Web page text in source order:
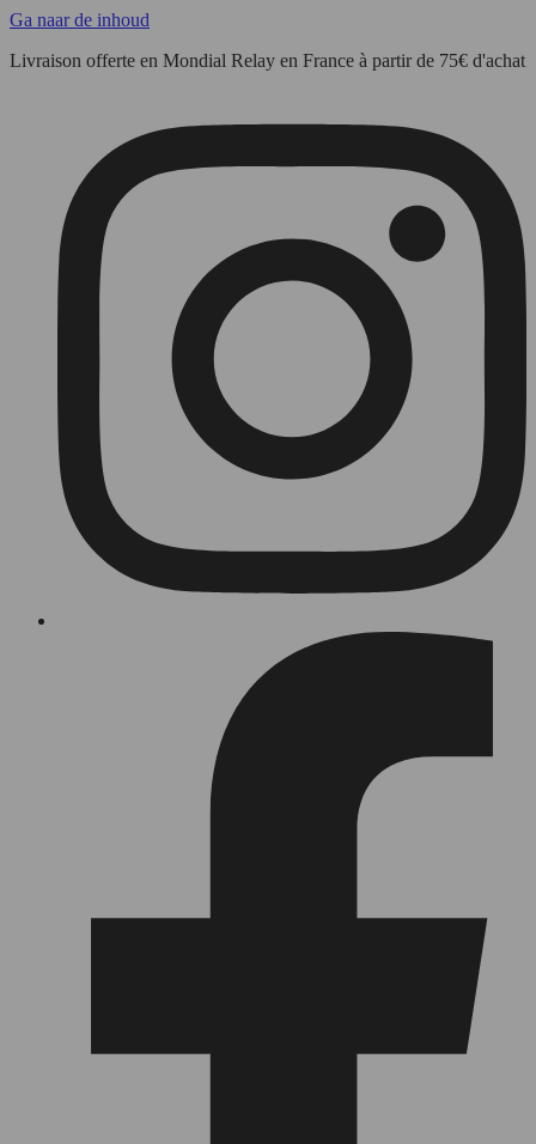
Ga naar de inhoud
Livraison offerte en Mondial Relay en France à partir de 75€ d'achat